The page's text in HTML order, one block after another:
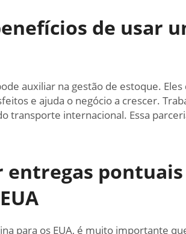
de usar
auxiliar na gestão de estoque.
e ajuda o negócio a crescer.
transporte internacional. Essa
para os EUA, é muito importante